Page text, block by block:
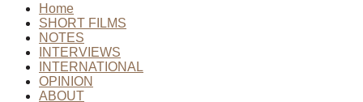
Home
SHORT FILMS
NOTES
INTERVIEWS
INTERNATIONAL
OPINION
ABOUT